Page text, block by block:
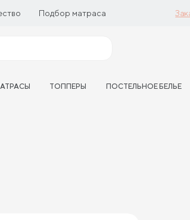
Подбор матраса
ТОППЕРЫ ПОСТЕЛЬНОЕ БЕЛЬЕ